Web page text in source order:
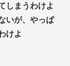
しまうわけよ
いが、やっぱ
けよ